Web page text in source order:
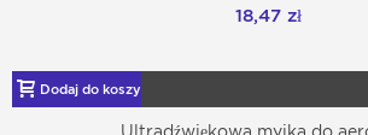
18,47 zł
Dodaj do koszyka